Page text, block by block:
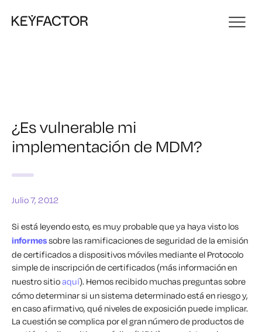
¿Es vulnerable mi
implementación de MDM?
Julio 7, 2012
Si está leyendo esto, es muy probable que ya haya visto los
informessobre las ramificaciones de seguridad de la emisión
de certificados a dispositivos móviles mediante el Protocolo
simple de inscripción de certificados (más información en
nuestro sitioaquí). Hemos recibido muchas preguntas sobre
cómo determinar si un sistema determinado está en riesgo y,
en caso afirmativo, qué niveles de exposición puede implicar.
La cuestión se complica por el gran número de productos de